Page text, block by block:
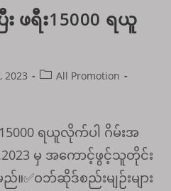
ဖရီး15000 ရယူ
2023
PostAll Promotion
ရယူလိုက်ပါ ဂိမ်းအ
မှ အကောင့်ဖွင့်သူတိုင်း
။✅ဝဘ်ဆိုဒ်စည်းမျဉ်းများ